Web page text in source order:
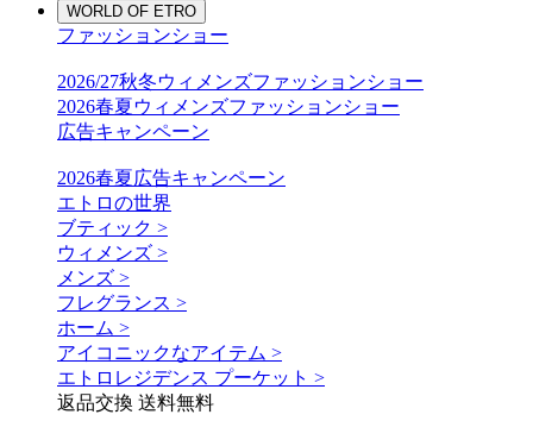
WORLD OF ETRO
ファッションショー
2026/27秋冬ウィメンズファッションショー
2026春夏ウィメンズファッションショー
広告キャンペーン
2026春夏広告キャンペーン
エトロの世界
ブティック >
ウィメンズ >
メンズ >
フレグランス >
ホーム >
アイコニックなアイテム >
エトロレジデンス プーケット >
返品交換 送料無料